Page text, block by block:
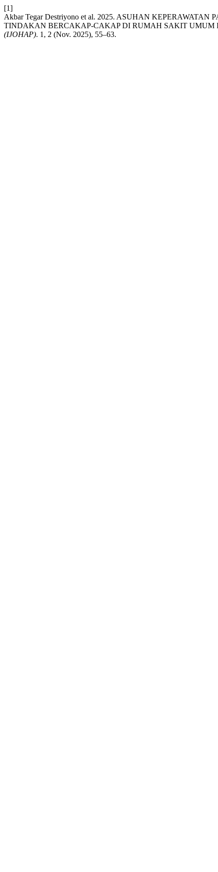
[1]
Akbar Tegar Destriyono et al. 2025. ASUHAN
TINDAKAN BERCAKAP-CAKAP DI RUMAH SAKIT
(IJOHAP). 1, 2 (Nov. 2025), 55–63.